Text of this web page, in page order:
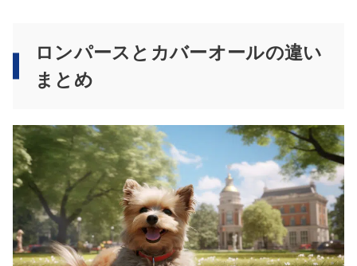
ロンパースとカバーオールの違い
まとめ